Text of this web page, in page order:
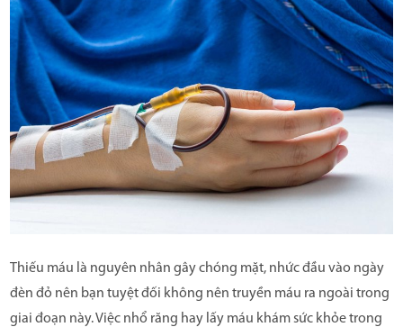
Thiếu máu là nguyên nhân gây chóng mặt, nhức đầu vào ngày
đèn đỏ nên bạn tuyệt đối không nên truyền máu ra ngoài trong
giai đoạn này. Việc nhổ răng hay lấy máu khám sức khỏe trong